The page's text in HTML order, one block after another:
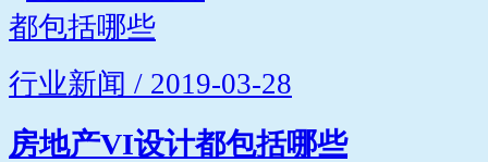
行业新闻 / 2019-03-28
房地产VI设计都包括哪些